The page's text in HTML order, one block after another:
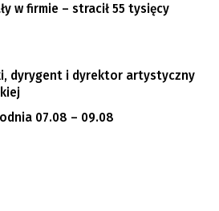
w firmie – stracił 55 tysięcy
dyrygent i dyrektor artystyczny
07.08 – 09.08